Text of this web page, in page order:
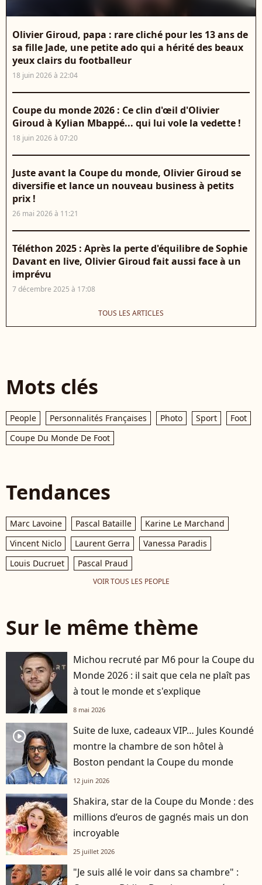
Olivier Giroud, papa : rare cliché pour les 13 ans de
sa fille Jade, une petite ado qui a hérité des beaux
yeux clairs du footballeur
18 juin 2026 à 22:04
Coupe du monde 2026 : Ce clin d'œil d'Olivier
Giroud à Kylian Mbappé... qui lui vole la vedette !
18 juin 2026 à 07:20
Juste avant la Coupe du monde, Olivier Giroud se
diversifie et lance un nouveau business à petits
prix !
26 mai 2026 à 11:21
Téléthon 2025 : Après la perte d'équilibre de Sophie
Davant en live, Olivier Giroud fait aussi face à un
imprévu
7 décembre 2025 à 17:08
TOUS LES ARTICLES
Mots clés
People Personnalités Françaises Photo Sport
Foot
Coupe Du Monde De Foot
Tendances
Marc Lavoine Pascal Bataille
Karine Le Marchand
Vincent Niclo
Laurent Gerra
Vanessa Paradis
Louis Ducruet
Pascal Praud
VOIR TOUS LES PEOPLE
Sur le même thème
Michou recruté par M6 pour la Coupe du
Monde 2026 : il sait que cela ne plaît pas
à tout le monde et s'explique
8 mai 2026
player2
Suite de luxe, cadeaux VIP… Jules Koundé
montre la chambre de son hôtel à
Boston pendant la Coupe du monde
12 juin 2026
Shakira, star de la Coupe du Monde : des
millions d’euros de gagnés mais un don
incroyable
25 juillet 2026
"Je suis allé le voir dans sa chambre" :